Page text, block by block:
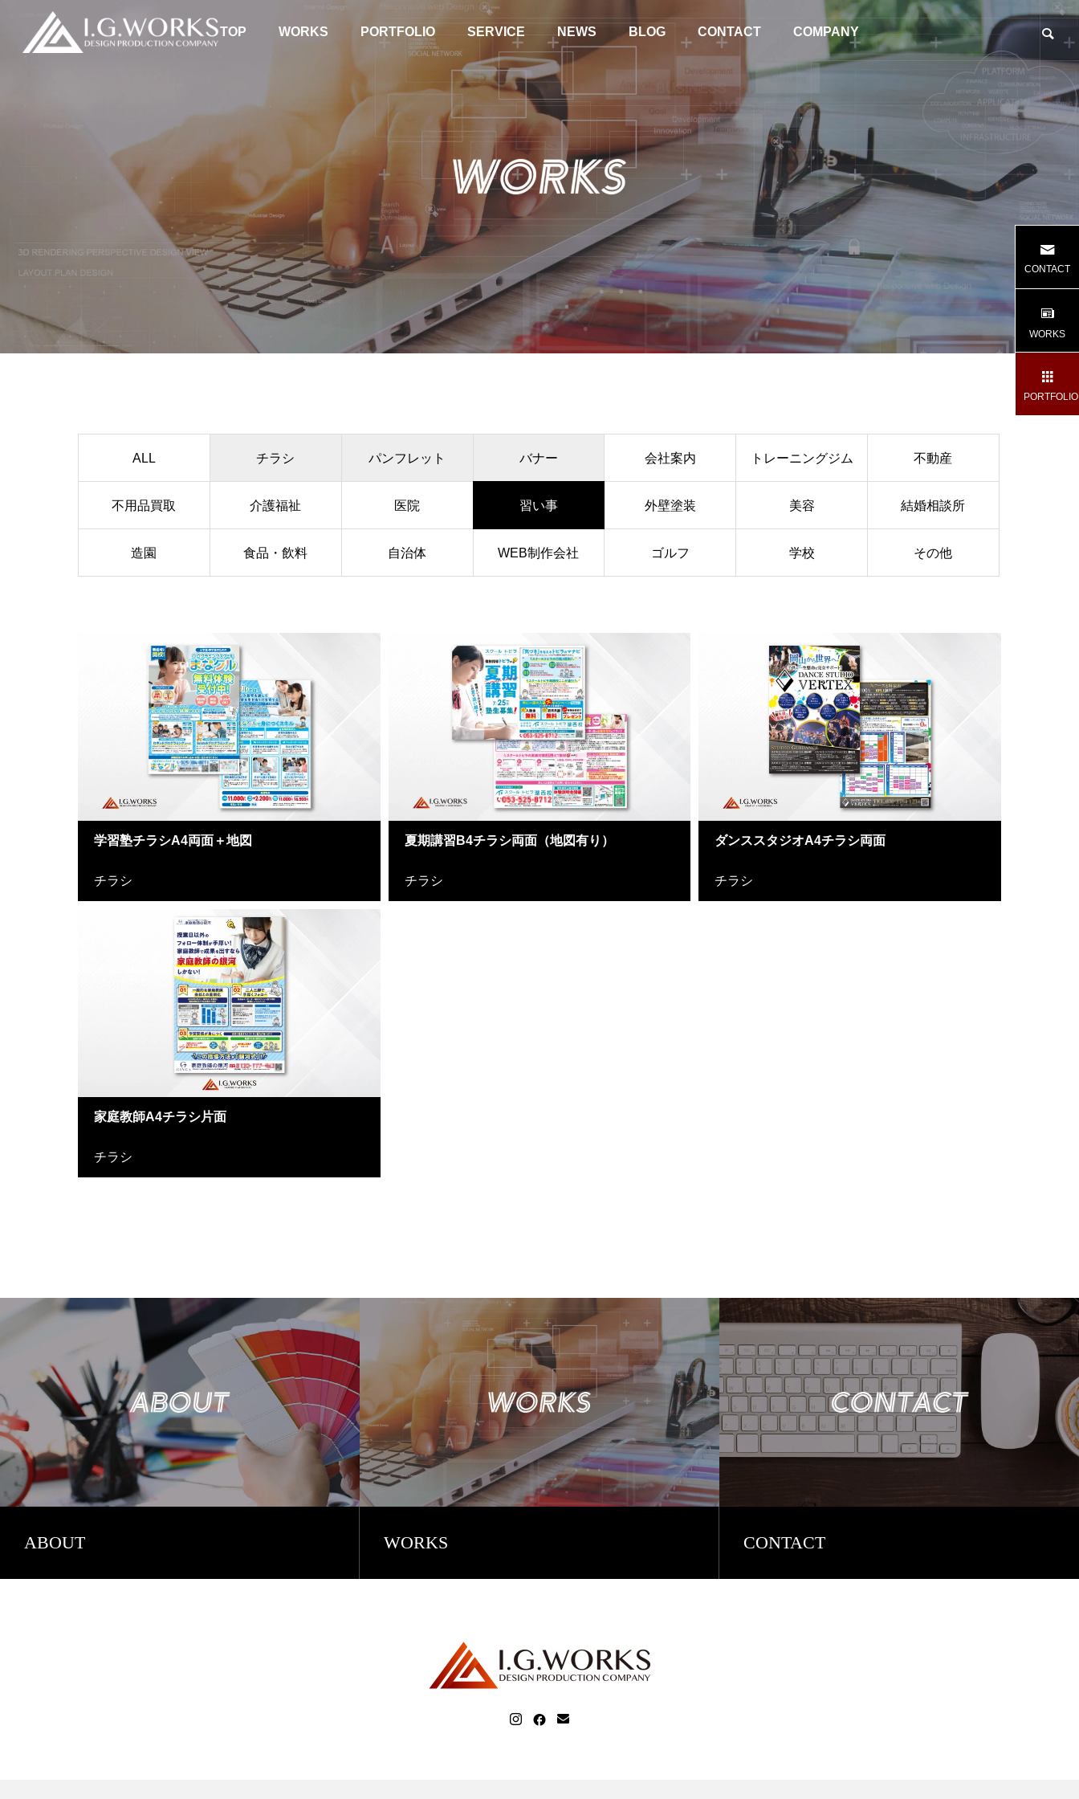
TOP WORKS PORTFOLIO SERVICE NEWS BLOG CONTACT COMPANY
ALL チラシ パンフレット バナー 会社案内 トレーニングジム 不動産
不用品買取 介護福祉 医院 習い事 外壁塗装 美容 結婚相談所
造園 食品・飲料 自治体 WEB制作会社 ゴルフ 学校 その他
学習塾チラシA4両面＋地図
チラシ
夏期講習B4チラシ両面（地図有り）
チラシ
ダンススタジオA4チラシ両面
チラシ
家庭教師A4チラシ片面
チラシ
ABOUT WORKS CONTACT
CONTACT
WORKS
PORTFOLIO